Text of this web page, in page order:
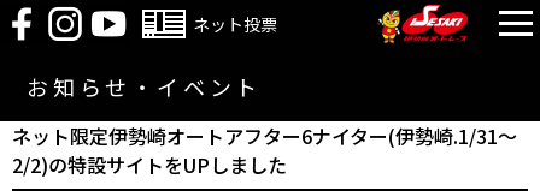
ネット投票
お知らせ・イベント
ネット限定伊勢崎オートアフター6ナイター(伊勢崎.1/31～
2/2)の特設サイトをUPしました